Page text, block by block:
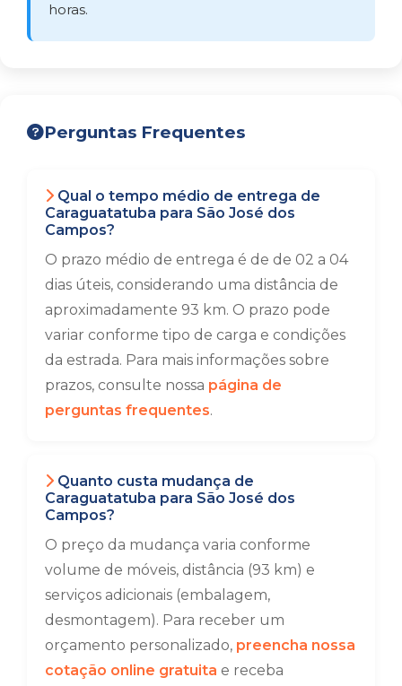
horas.
Perguntas Frequentes
Qual o tempo médio de entrega de
Caraguatatuba para São José dos
Campos?
O prazo médio de entrega é de de 02 a 04
dias úteis, considerando uma distância de
aproximadamente 93 km. O prazo pode
variar conforme tipo de carga e condições
da estrada. Para mais informações sobre
prazos, consulte nossa página de
perguntas frequentes.
Quanto custa mudança de
Caraguatatuba para São José dos
Campos?
O preço da mudança varia conforme
volume de móveis, distância (93 km) e
serviços adicionais (embalagem,
desmontagem). Para receber um
orçamento personalizado, preencha nossa
cotação online gratuita e receba